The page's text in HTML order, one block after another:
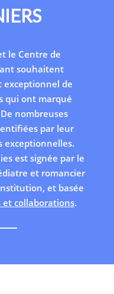
le Centre de
souhaitent
exceptionnel de
qui ont marqué
nombreuses
par leur
exceptionnelles.
est signée par le
et romancier
et basée
et collaborations.